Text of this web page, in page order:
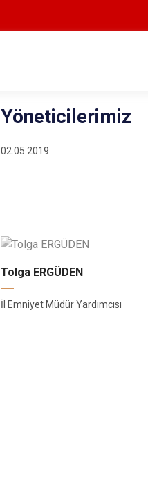
Yöneticilerimiz
02.05.2019
Tolga ERGÜDEN
İl Emniyet Müdür Yardımcısı